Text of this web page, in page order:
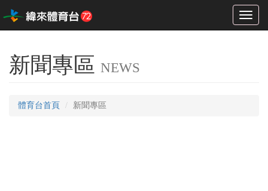
Toggle
新聞專區 NEWS
體育台首頁 新聞專區